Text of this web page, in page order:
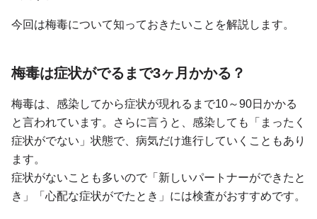
今回は梅毒について知っておきたいことを解説します。
梅毒は症状がでるまで3ヶ月かかる？
梅毒は、感染してから症状が現れるまで10～90日かかる
と言われています。さらに言うと、感染しても「まったく
症状がでない」状態で、病気だけ進行していくこともあり
ます。
症状がないことも多いので「新しいパートナーができたと
き」「心配な症状がでたとき」には検査がおすすめです。